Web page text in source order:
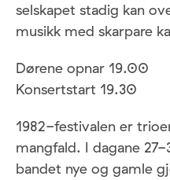
selskapet stadig kan
musikk med skarpare
Dørene opnar 19.00
Konsertstart 19.30
1982-festivalen er
mangfald. I dagane
bandet nye og gamle